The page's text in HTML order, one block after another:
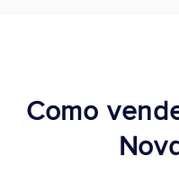
Como